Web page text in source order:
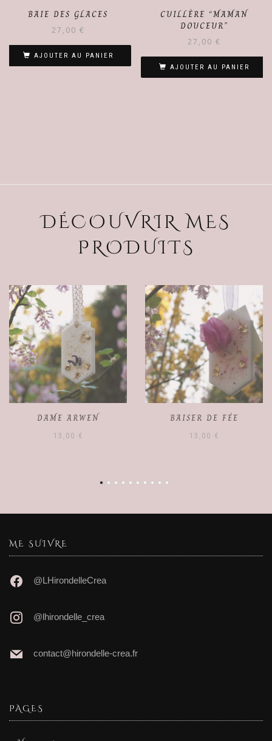
BAIE DES GLACES
27,00 €
AJOUTER AU PANIER
CUILLÈRE “MAMAN
DOUCEUR”
27,00 €
AJOUTER AU PANIER
DÉCOUVRIR MES
PRODUITS
BAISER DE FÉE
13,00 €
SIROP DES BOSQUETS
10,00 €
ME SUIVRE
@LHirondelleCrea
@lhirondelle_crea
contact@hirondelle-crea.fr
PAGES